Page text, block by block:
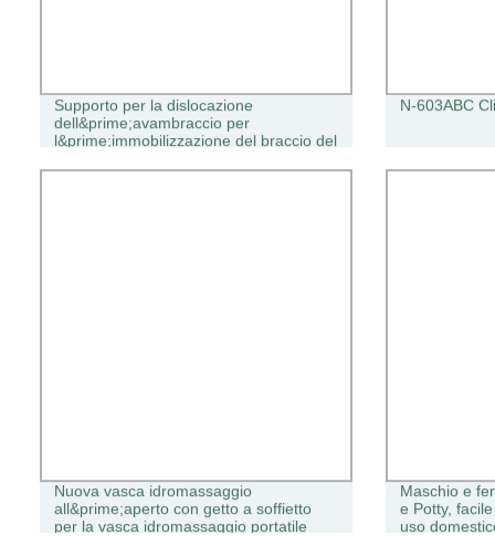
Supporto per la dislocazione
dell&prime;avambraccio per
l&prime;immobilizzazione del braccio del
gomito Ortopedia
N-603ABC
Nuova vasca idromassaggio
all&prime;aperto con getto a soffietto
per la vasca idromassaggio portatile
Maschio e
e Potty,
uso